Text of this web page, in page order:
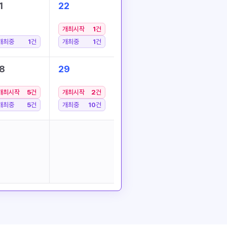
최중 1건
22
개최시작 1건
개최중
1건
최시작 5건
최중
5건
29
개최시작 2건
개최중
10건